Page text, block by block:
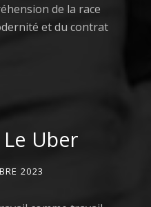
de la race
et du contrat
Uber
2023